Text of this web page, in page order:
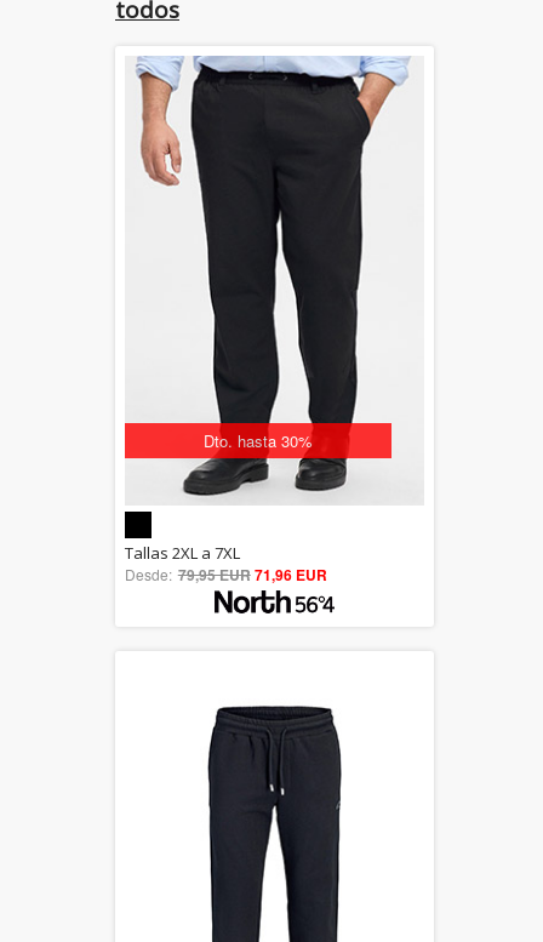
todos
Dto. hasta 30%
5.00
out of 5
Tallas 2XL a 7XL
Desde: 79,95 EUR71,96 EUR